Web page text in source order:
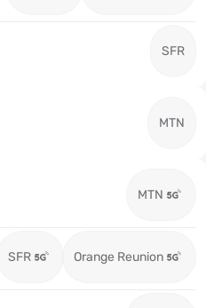
SFR
MTN
MTN
SFR Orange Reunion